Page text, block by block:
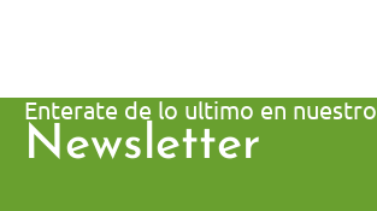
Enterate de lo ultimo en nuestro
Newsletter